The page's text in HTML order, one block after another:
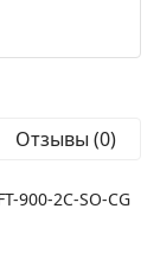
Отзывы (0)
900-2C-SO-CG